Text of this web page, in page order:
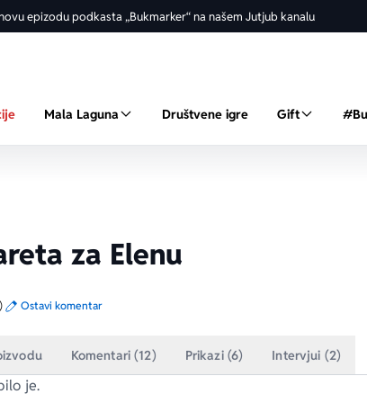
epizodu podkasta „Bukmarker“ na našem Jutjub kanalu
Mala Laguna Društvene igre Gift
za Elenu
je 5.0 od 5
Ostavi komentar
Komentari (12) Prikazi (6) Intervjui (2)
je.